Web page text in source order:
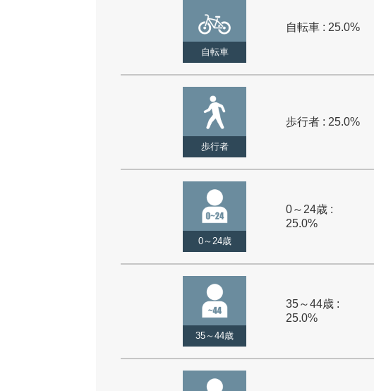
自転車
自転車 : 25.0%
歩行者
歩行者 : 25.0%
0～24歳
0～24歳 :
25.0%
35～44歳
35～44歳 :
25.0%